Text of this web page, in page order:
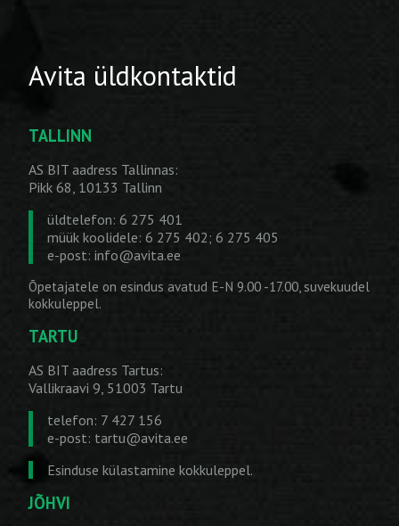
Avita üldkontaktid
TALLINN
AS BIT aadress Tallinnas:
Pikk 68, 10133 Tallinn
üldtelefon: 6 275 401
müük koolidele: 6 275 402; 6 275 405
e-post: info@avita.ee
Õpetajatele on esindus avatud E-N 9.00 -17.00, suvekuudel
kokkuleppel.
TARTU
AS BIT aadress Tartus:
Vallikraavi 9, 51003 Tartu
telefon: 7 427 156
e-post: tartu@avita.ee
Esinduse külastamine kokkuleppel.
JÕHVI